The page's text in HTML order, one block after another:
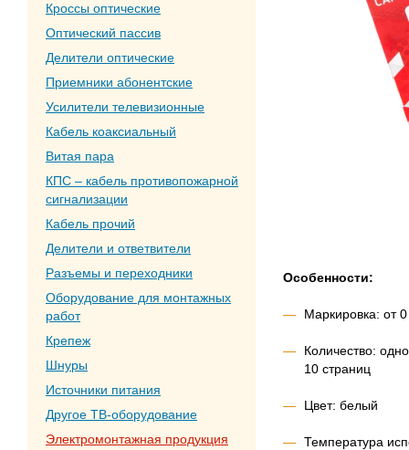
Кроссы оптические
Оптический пассив
Делители оптические
Приемники абонентские
Усилители телевизионные
Кабель коаксиальный
Витая пара
КПС – кабель противопожарной
сигнализации
Кабель прочий
Делители и ответвители
Разъемы и переходники
Оборудование для монтажных
работ
Крепеж
Шнуры
Источники питания
Другое ТВ-оборудование
Электромонтажная продукция
Особенности:
Маркировка: от
Количество:
10 страниц
Цвет: белый
Температура